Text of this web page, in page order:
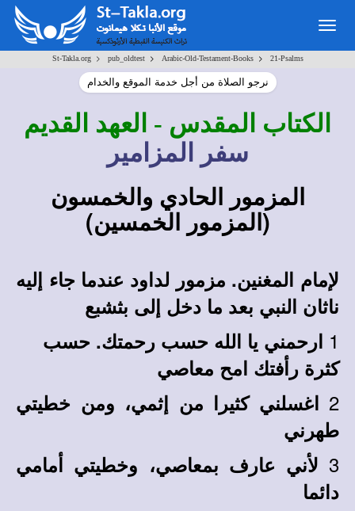
St-Takla.org> pub_oldtest> Arabic-Old-Testament-Books> 21-Psalms
نرجو الصلاة من أجل خدمة الموقع والخدام
الكتاب المقدس - العهد القديم
سفر المزامير
المزمور الحادي والخمسون
(المزمور الخمسين)
لإمام المغنين. مزمور لداود عندما جاء إليه
ناثان النبي بعد ما دخل إلى بثشبع
1 ارحمني يا الله حسب رحمتك. حسب
كثرة رأفتك امح معاصي
2 اغسلني كثيرا من إثمي، ومن خطيتي
طهرني
3 لأني عارف بمعاصي، وخطيتي أمامي
دائما